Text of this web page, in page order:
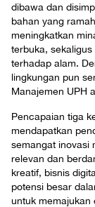
dibawa dan
bahan yang
meningkatkan
terbuka,
terhadap alam.
lingkungan pun
Manajemen UPH
Pencapaian tiga
mendapatkan
semangat inovasi
relevan dan
kreatif, bisnis
potensi besar
untuk memajukan